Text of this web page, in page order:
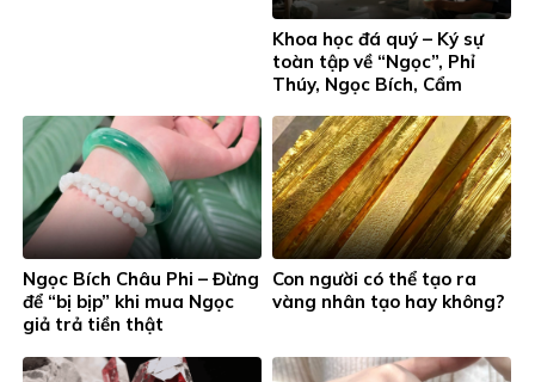
Khoa học đá quý – Ký sự
toàn tập về “Ngọc”, Phỉ
Thúy, Ngọc Bích, Cẩm
Ngọc Bích Châu Phi – Đừng
để “bị bịp” khi mua Ngọc
giả trả tiền thật
Con người có thể tạo ra
vàng nhân tạo hay không?